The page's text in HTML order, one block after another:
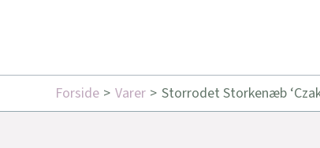
Forside Varer Storrodet Storkenæb